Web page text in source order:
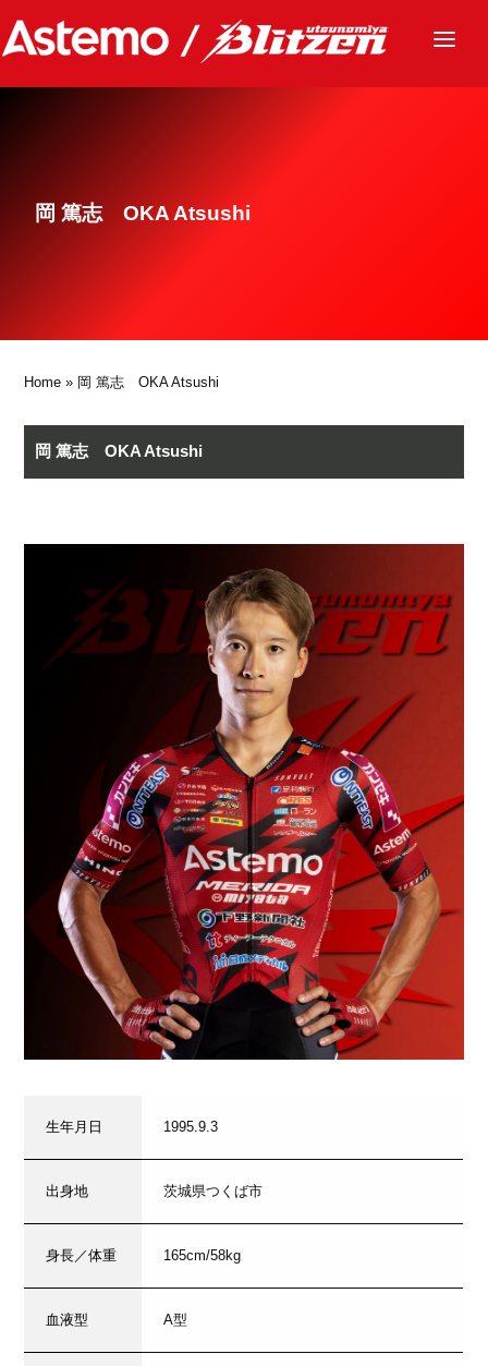
ニュース
グッズ
岡 篤志 OKA Atsushi
Home » 岡 篤志 OKA Atsushi
岡 篤志 OKA Atsushi
生年月日 1995.9.3
出身地 茨城県つくば市
身長／体重 165cm/58kg
血液型 A型